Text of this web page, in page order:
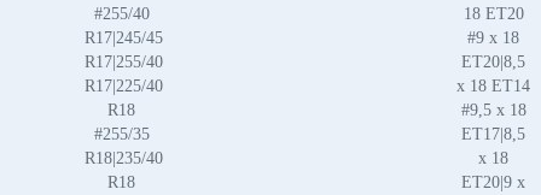
#255/40
R17|245/45
R17|255/40
R17|225/40
R18
#255/35
R18|235/40
R18
18 ET20
#9 x 18
ET20|8,5
x 18 ET14
#9,5 x 18
ET17|8,5
x 18
ET20|9 x